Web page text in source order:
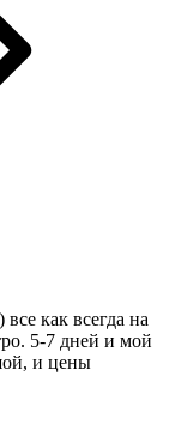
как всегда на
5-7 дней и мой
и цены